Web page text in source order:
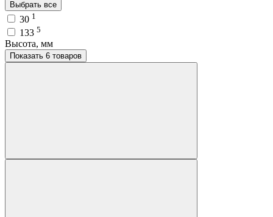
Выбрать все
30 1
133 5
Высота, мм
Показать 6 товаров